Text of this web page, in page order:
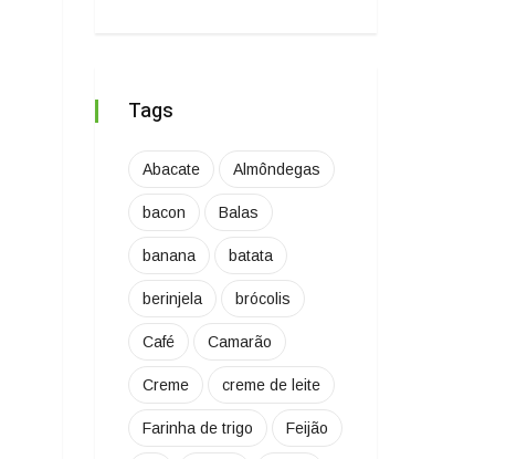
Tags
Abacate Almôndegas
bacon Balas
banana batata
berinjela brócolis
Café Camarão
Creme creme de leite
Farinha de trigo Feijão